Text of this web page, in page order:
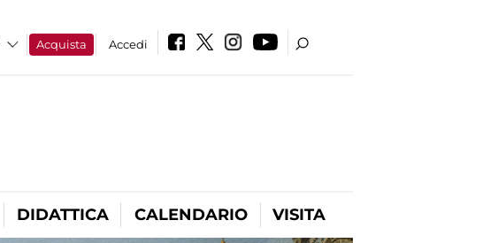
Acquista Accedi
DIDATTICA CALENDARIO VISITA